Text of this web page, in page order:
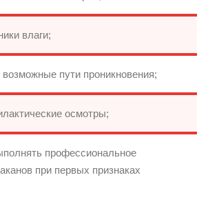
влаги;
возможные пути проникновения;
осмотры;
профессиональное
при первых признаках